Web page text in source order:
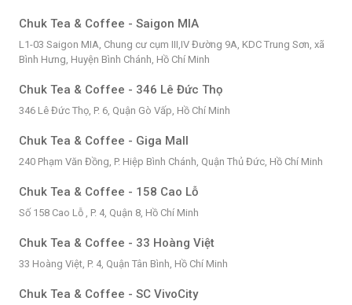
Chuk Tea & Coffee - Saigon MIA
L1-03 Saigon MIA, Chung cư cụm III,IV Đường 9A, KDC Trung Sơn, xã
Bình Hưng, Huyện Bình Chánh, Hồ Chí Minh
Chuk Tea & Coffee - 346 Lê Đức Thọ
346 Lê Đức Thọ, P. 6, Quận Gò Vấp, Hồ Chí Minh
Chuk Tea & Coffee - Giga Mall
240 Phạm Văn Đồng, P. Hiệp Bình Chánh, Quận Thủ Đức, Hồ Chí Minh
Chuk Tea & Coffee - 158 Cao Lỗ
Số 158 Cao Lỗ , P. 4, Quận 8, Hồ Chí Minh
Chuk Tea & Coffee - 33 Hoàng Việt
33 Hoàng Việt, P. 4, Quận Tân Bình, Hồ Chí Minh
Chuk Tea & Coffee - SC VivoCity